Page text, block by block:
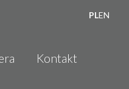
Kontakt
PLEN